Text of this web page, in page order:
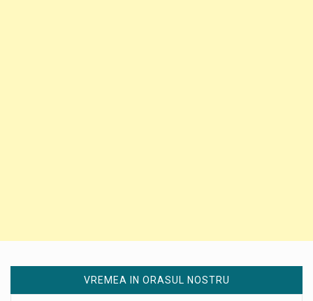
VREMEA IN ORASUL NOSTRU